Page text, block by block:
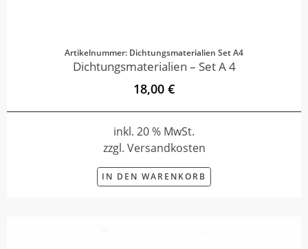
Artikelnummer: Dichtungsmaterialien Set A4
Dichtungsmaterialien – Set A 4
18,00 €
inkl. 20 % MwSt.
zzgl. Versandkosten
IN DEN WARENKORB